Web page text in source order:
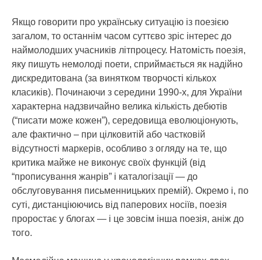
Якщо говорити про українську ситуацію із поезією
загалом, то останнім часом суттєво зріс інтерес до
наймолодших учасників літпроцесу. Натомість поезія,
яку пишуть немолоді поети, сприймається як надійно
дискредитована (за винятком творчості кількох
класиків). Починаючи з середини 1990-х, для України
характерна надзвичайно велика кількість дебютів
(“писати може кожен”), середовища еволюціонують,
але фактично – при цілковитій або частковій
відсутності маркерів, особливо з огляду на те, що
критика майже не виконує своїх функцій (від
“прописування жанрів” і каталогізації — до
обслуговування письменницьких премій). Окремо і, по
суті, дистанціюючись від паперових носіїв, поезія
проростає у блогах — і це зовсім інша поезія, аніж до
того.